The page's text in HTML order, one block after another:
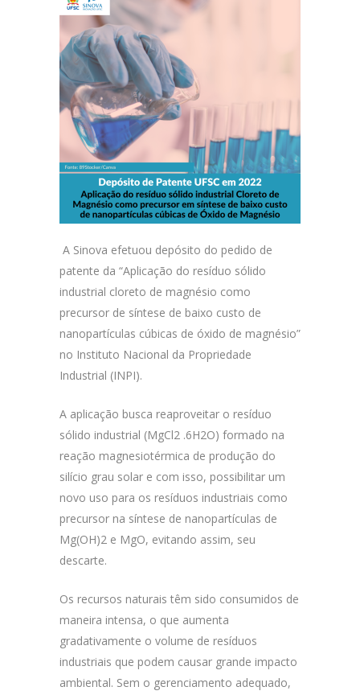
A Sinova efetuou depósito do pedido de
patente da “Aplicação do resíduo sólido
industrial cloreto de magnésio como
precursor de síntese de baixo custo de
nanopartículas cúbicas de óxido de magnésio”
no Instituto Nacional da Propriedade
Industrial (INPI).
A aplicação busca reaproveitar o resíduo
sólido industrial (MgCl2 .6H2O) formado na
reação magnesiotérmica de produção do
silício grau solar e com isso, possibilitar um
novo uso para os resíduos industriais como
precursor na síntese de nanopartículas de
Mg(OH)2 e MgO, evitando assim, seu
descarte.
Os recursos naturais têm sido consumidos de
maneira intensa, o que aumenta
gradativamente o volume de resíduos
industriais que podem causar grande impacto
ambiental. Sem o gerenciamento adequado,